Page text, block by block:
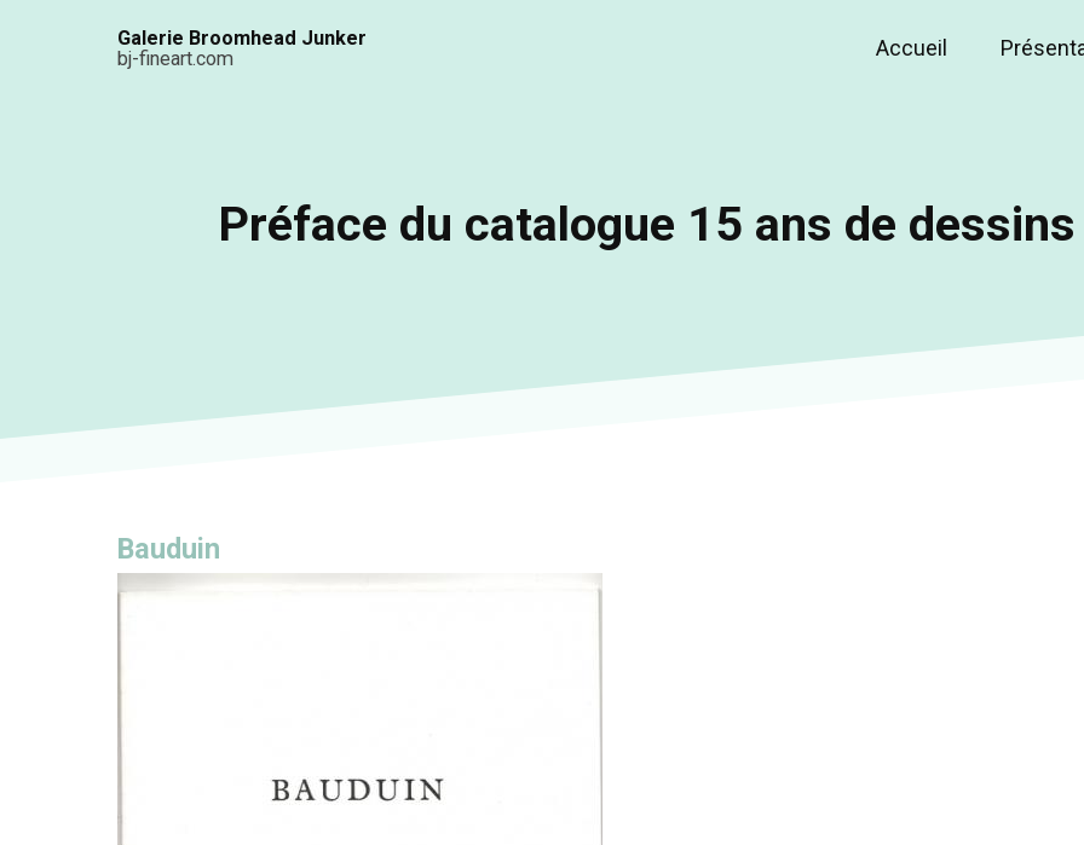
Galerie Broomhead Junker
bj-fineart.com
Main
Accueil
Préface du catalogue 15 ans de
Bauduin